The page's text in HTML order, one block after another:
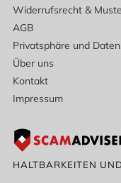
Widerrufsrecht &
AGB
Privatsphäre und
Über uns
Kontakt
Impressum
HALTBARKEITEN